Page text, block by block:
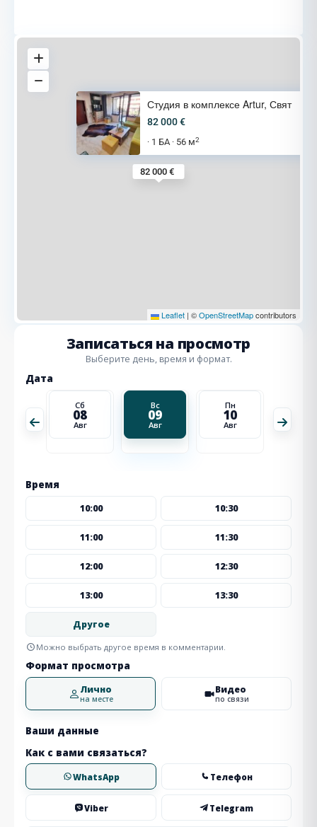
82 000 €
Студия в комплексе Artur, Свят
82 000 €
· 1 БА · 56 м2
Leaflet | ©OpenStreetMapcontributors
Записаться на просмотр
Выберите день, время и формат.
Дата
Сб
08
Авг
Вс
09
Авг
Пн
10
Авг
Время
10:00 10:30
11:00 11:30
12:00 12:30
13:00 13:30
Другое
Можно выбрать другое время в комментарии.
Формат просмотра
Лично
на месте
Видео
по связи
Ваши данные
Как с вами связаться?
WhatsApp Телефон
Viber Telegram